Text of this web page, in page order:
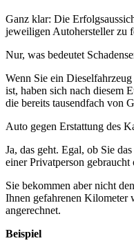
Ganz klar: Die
jeweiligen Autohersteller zu
Nur, was bedeutet
Wenn Sie ein
ist, haben sich nach diesem
die bereits tausendfach von
Auto gegen Erstattung des
Ja, das geht. Egal, ob Sie
einer Privatperson
Sie bekommen aber nicht
Ihnen gefahrenen Kilometer
angerechnet.
Beispiel